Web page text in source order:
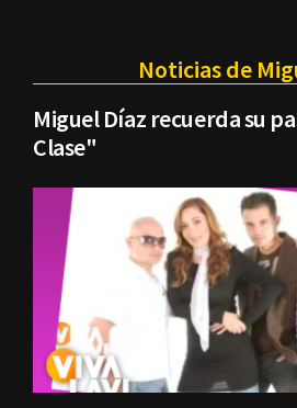
Noticias de
Miguel Díaz recuerda su
Clase"